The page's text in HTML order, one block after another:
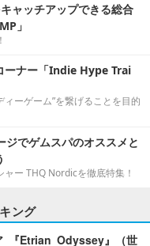
ャッチアップできる総合
」
ーナー「Indie Hype Trai
ィーゲーム”を繋げることを目的
でゲムスパのオススメと
ー THQ Nordicを徹底特集！
ング
『Etrian Odyssey』（世